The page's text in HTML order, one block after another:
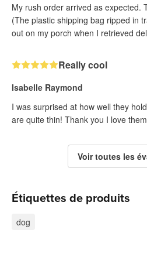
My rush order arrived as expected.
(The plastic shipping bag ripped in
out on my porch when I retrieved
Really cool
Isabelle Raymond
I was surprised at how well they
are quite thin! Thank you I love them
Voir toutes les
Étiquettes de produits
dog